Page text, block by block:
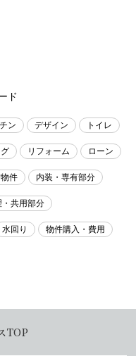
ド
ン デザイン トイレ
リフォーム ローン
件 内装・専有部分
共用部分
水回り 物件購入・費用
TOP